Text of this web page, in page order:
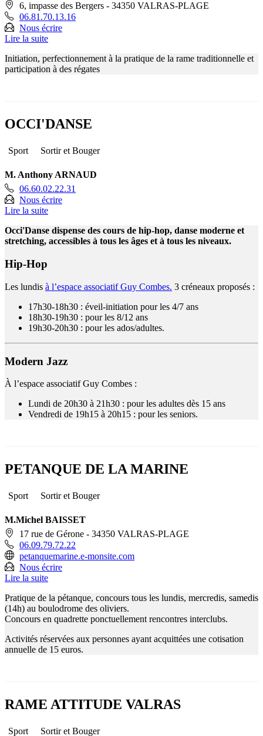
6, impasse des Bergers - 34350 VALRAS-PLAGE
06.81.70.13.16
Nous écrire
Lire la suite
Initiation, perfectionnement à la pratique de la rame traditionnelle et
participation à des régates
OCCI'DANSE
Sport Sortir et Bouger
M. Anthony ARNAUD
06.60.02.22.31
Nous écrire
Lire la suite
Occi'Danse dispense des cours de hip-hop, danse moderne et
stretching, accessibles à tous les âges et à tous les niveaux.
Hip-Hop
Les lundis à l’espace associatif Guy Combes. 3 créneaux proposés :
17h30-18h30 : éveil-initiation pour les 4/7 ans
18h30-19h30 : pour les 8/12 ans
19h30-20h30 : pour les ados/adultes.
Modern Jazz
À l’espace associatif Guy Combes :
Lundi de 20h30 à 21h30 : pour les adultes dès 15 ans
Vendredi de 19h15 à 20h15 : pour les seniors.
PETANQUE DE LA MARINE
Sport Sortir et Bouger
M.Michel BAISSET
17 rue de Gérone - 34350 VALRAS-PLAGE
06.09.79.72.22
petanquemarine.e-monsite.com
Nous écrire
Lire la suite
Pratique de la pétanque, concours tous les lundis, mercredis, samedis
(14h) au boulodrome des oliviers.
Concours en quadrette ponctuellement rencontres interclubs.
Activités réservées aux personnes ayant acquittées une cotisation
annuelle de 15 euros.
RAME ATTITUDE VALRAS
Sport Sortir et Bouger